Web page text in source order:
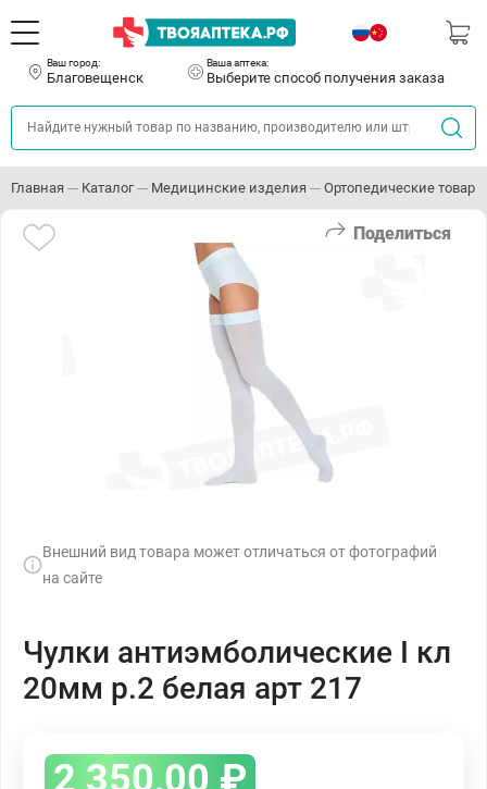
Ваш город:
Благовещенск
Ваша аптека:
Выберите способ получения заказа
Главная Каталог Медицинские изделия Ортопедические товары
Поделиться
Внешний вид товара может отличаться от фотографий
на сайте
Чулки антиэмболические I кл
20мм р.2 белая арт 217
2 350,00 ₽